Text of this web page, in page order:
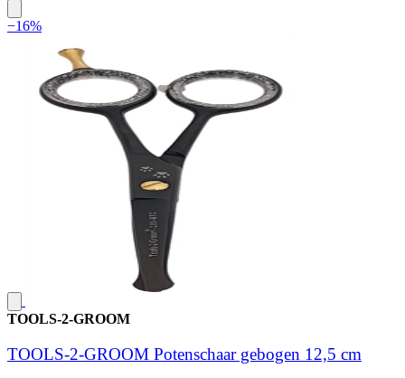
−16%
TOOLS-2-GROOM
TOOLS-2-GROOM Potenschaar gebogen 12,5 cm